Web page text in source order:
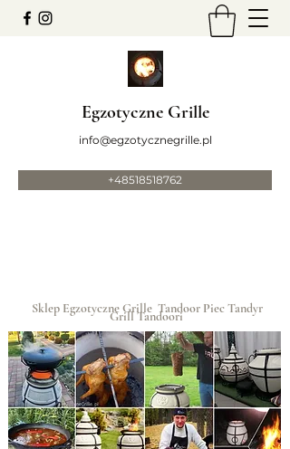
Egzotyczne Grille
info@egzotycznegrille.pl
+48518518762
Sklep Egzotyczne Grille Tandoor Piec Tandyr
Grill Tandoori